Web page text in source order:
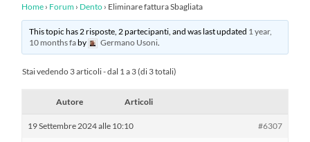
Home › Forum › Dento › Eliminare fattura Sbagliata
This topic has 2 risposte, 2 partecipanti, and was last updated 1 year,
10 months faby Germano Usoni.
Stai vedendo 3 articoli - dal 1 a 3 (di 3 totali)
Autore Articoli
19 Settembre 2024 alle 10:10 #6307